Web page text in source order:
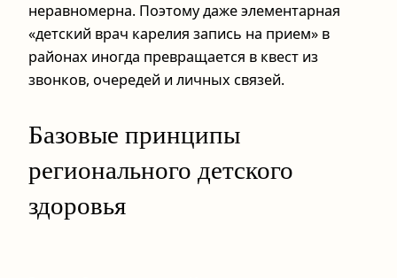
неравномерна. Поэтому даже элементарная
«детский врач карелия запись на прием» в
районах иногда превращается в квест из
звонков, очередей и личных связей.
Базовые принципы
регионального детского
здоровья